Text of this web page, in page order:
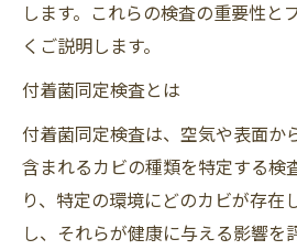
します。これらの検査の重要性と
くご説明します。
付着菌同定検査とは
付着菌同定検査は、空気や表面か
含まれるカビの種類を特定する検
り、特定の環境にどのカビが存在
し、それらが健康に与える影響を